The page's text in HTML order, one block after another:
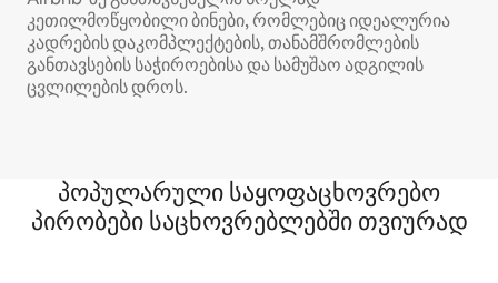
კეთილმოწყობილი ბინები, რომლებიც იდეალურია
კადრების დაკომპლექტების, თანამშრომლების
განთავსების საჭიროებისა და სამუშაო ადგილის
ცვლილების დროს.
პოპულარული საყოფაცხოვრებო
პირობები საცხოვრებლებში თვიურად